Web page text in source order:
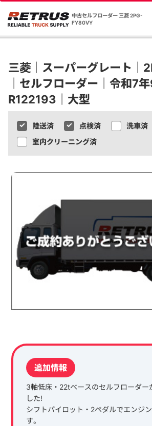
中古セルフローダー 三菱 2PG-
FY80VY
三菱｜スーパーグレート｜
｜セルフローダー｜令和7年
R122193｜大型
陸送済 点検済 洗車済
室内クリーニング済
追加情報
3軸低床・22tベースのセルフローダー
した!
シフトパイロット・2ペダルでエンジ
す。